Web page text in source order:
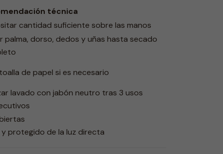
técnica
cantidad suficiente sobre las manos
palma, dorso, dedos y uñas hasta secado
de papel si es necesario
lavado con jabón neutro tras 3 usos
protegido de la luz directa